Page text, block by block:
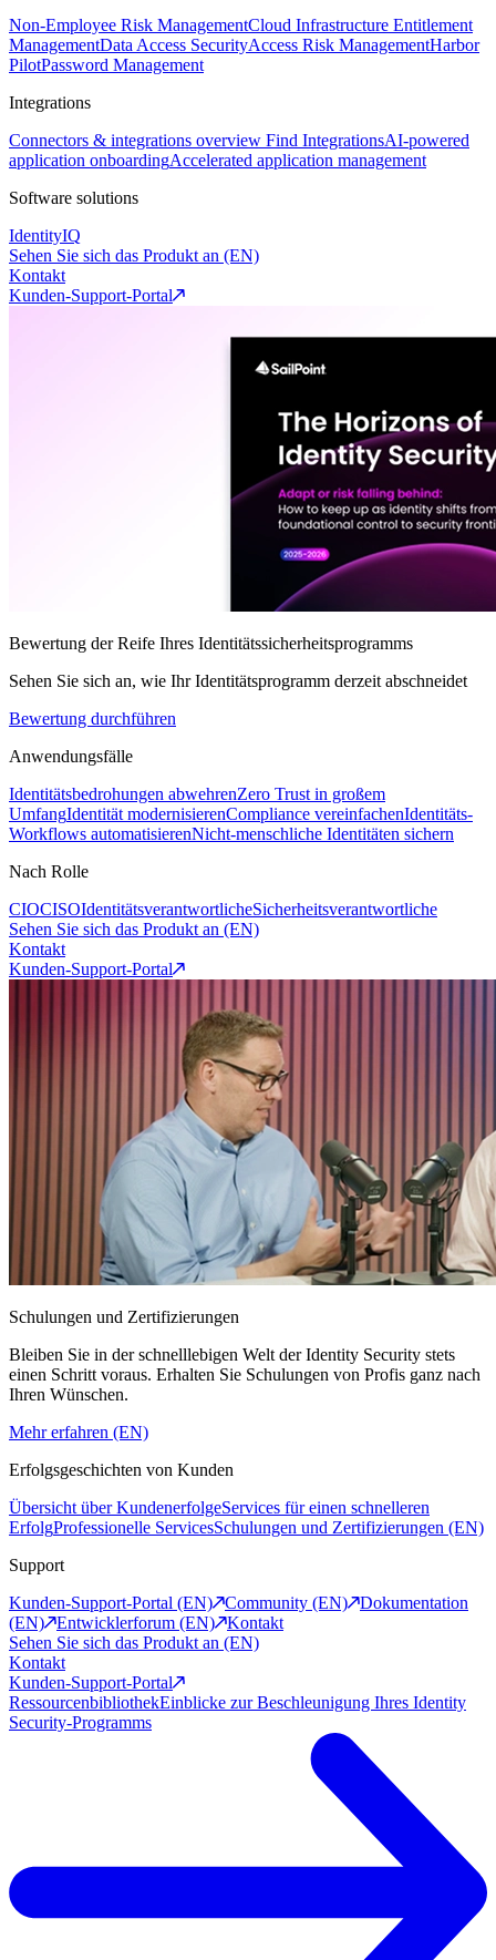
Non-Employee Risk ManagementCloud Infrastructure Entitlement
ManagementData Access SecurityAccess Risk ManagementHarbor
PilotPassword Management
Integrations
Connectors & integrations overview Find IntegrationsAI-powered
application onboardingAccelerated application management
Software solutions
IdentityIQ
Sehen Sie sich das Produkt an (EN)
Kontakt
Kunden-Support-Portal
Bewertung der Reife Ihres Identitätssicherheitsprogramms
Sehen Sie sich an, wie Ihr Identitätsprogramm derzeit abschneidet
Bewertung durchführen
Anwendungsfälle
Identitätsbedrohungen abwehrenZero Trust in großem
UmfangIdentität modernisierenCompliance vereinfachenIdentitäts-
Workflows automatisierenNicht-menschliche Identitäten sichern
Nach Rolle
CIOCISOIdentitätsverantwortlicheSicherheitsverantwortliche
Sehen Sie sich das Produkt an (EN)
Kontakt
Kunden-Support-Portal
Schulungen und Zertifizierungen
Bleiben Sie in der schnelllebigen Welt der Identity Security stets
einen Schritt voraus. Erhalten Sie Schulungen von Profis ganz nach
Ihren Wünschen.
Mehr erfahren (EN)
Erfolgsgeschichten von Kunden
Übersicht über KundenerfolgeServices für einen schnelleren
ErfolgProfessionelle ServicesSchulungen und Zertifizierungen (EN)
Support
Kunden-Support-Portal (EN)
Community (EN)
Dokumentation
(EN)
Entwicklerforum (EN)
Kontakt
Sehen Sie sich das Produkt an (EN)
Kontakt
Kunden-Support-Portal
RessourcenbibliothekEinblicke zur Beschleunigung Ihres Identity
Security-Programms